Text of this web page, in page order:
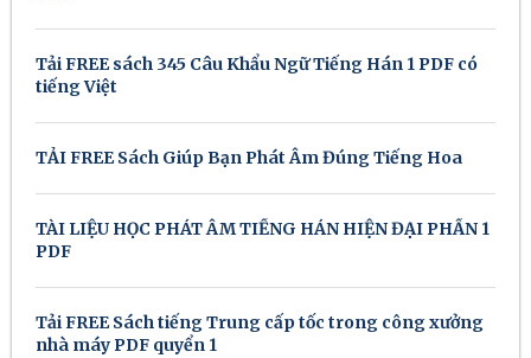
Tải FREE sách 345 Câu Khẩu Ngữ Tiếng Hán 1 PDF có
tiếng Việt
TẢI FREE Sách Giúp Bạn Phát Âm Đúng Tiếng Hoa
TÀI LIỆU HỌC PHÁT ÂM TIẾNG HÁN HIỆN ĐẠI PHẦN 1
PDF
Tải FREE Sách tiếng Trung cấp tốc trong công xưởng
nhà máy PDF quyển 1